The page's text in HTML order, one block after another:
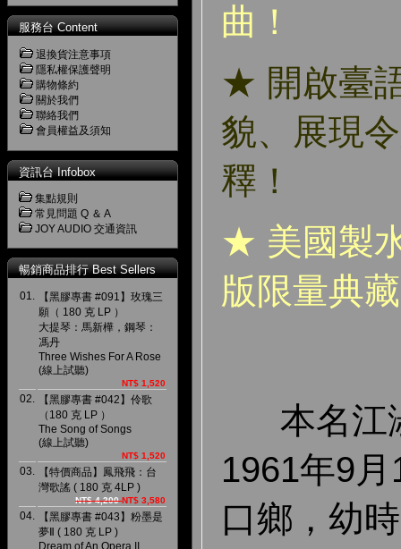
服務台 Content
退換貨注意事項
隱私權保護聲明
購物條約
關於我們
聯絡我們
會員權益及須知
資訊台 Infobox
集點規則
常見問題 Q ＆ A
JOY AUDIO 交通資訊
暢銷商品排行 Best Sellers
01.
【黑膠專書 #091】玫瑰三
願（ 180 克 LP ）
大提琴：馬新樺，鋼琴：
馮丹
Three Wishes For A Rose
(線上試聽)
NT$ 1,520
02.
【黑膠專書 #042】伶歌
（180 克 LP ）
The Song of Songs
(線上試聽)
NT$ 1,520
03.
【特價商品】鳳飛飛：台
灣歌謠 ( 180 克 4LP )
NT$ 4,200NT$ 3,580
04.
【黑膠專書 #043】粉墨是
夢Ⅱ ( 180 克 LP )
Dream of An Opera II
曲！
★ 開啟臺
貌、展現
釋！
★ 美國製
版限量典
本名江
1961年9
口鄉，幼